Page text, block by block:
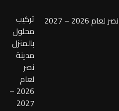
تركيب
محلول
بالمنزل
مدينة
نصر
لعام
2026 –
2027